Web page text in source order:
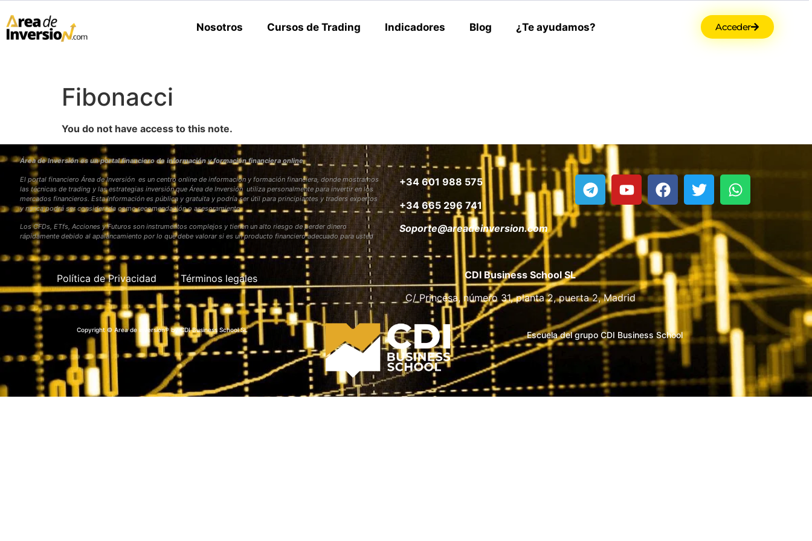
Nosotros Cursos de Trading Indicadores Blog ¿Te ayudamos? Acceder
Fibonacci
You do not have access to this note.
Área de Inversión es un portal financiero de información y formación financiera online
El portal financiero Área de Inversión es un centro online de información y formación financiera, donde mostramos
las técnicas de trading y las estrategias inversión que Área de Inversión utiliza personalmente para invertir en los
mercados financieros. Esta Información es pública y gratuita y podría ser útil para principiantes y traders expertos
y nunca podrá ser considerada como recomendación o asesoramiento
Los CFDs, ETfs, Acciones y Futuros son instrumentos complejos y tienen un alto riesgo de perder dinero
rápidamente debido al apalancamiento por lo que debe valorar si es un producto financiero adecuado para usted
+34 601 988 575
+34 665 296 741
Soporte@areadeinversion.com
Política de Privacidad Términos legales
CDI Business School SL
C/ Princesa, número 31, planta 2, puerta 2, Madrid
Copyright © Area de inversion® by CDI Business School SL Escuela del grupo CDI Business School